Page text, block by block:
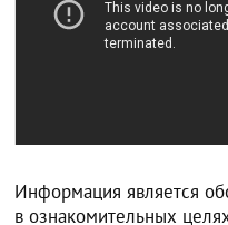
Информация является
в ознакомительных